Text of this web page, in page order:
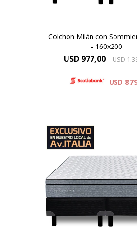
Colchon Milán con
- 160x200
USD 977,00 USD
USD
Óptimo soporte y
duración, altura de
y 59cm la suma del
sommier.
Elevado confort gracias
capas adicionales de
contenida por un
Europillow